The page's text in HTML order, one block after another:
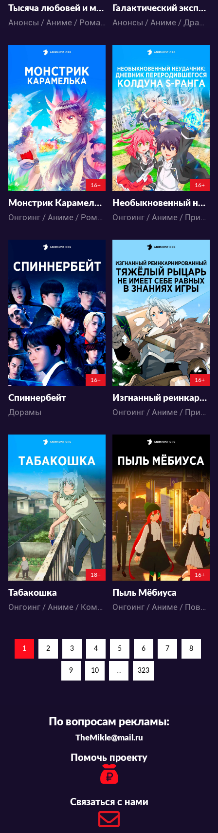
Тысяча любовей и мириады цветов
Анонсы / Аниме / Романтика
Галактический экспресс 999
Анонсы / Аниме / Драма / Космос / Приключения / Сёнэн / Фантастика
14699
52 25
5:5:55:50
16+
Монстрик Карамелька
Онгоинг / Аниме / Романтика / Школа
17478
41
5:5:14:50
16+
Необыкновенный неудачник: Дневник переродившегося колдуна S-ранга
Онгоинг / Аниме / Приключения / Фэнтези / Экшен
2153
12 8
5:5:27:50
16+
Спиннербейт
Дорамы
25837
62 36
5:5:55:50
16+
Изгнанный реинкарнированный тяжёлый рыцарь не имеет себе равных в знаниях игры
Онгоинг / Аниме / Приключения / Фэнтези / Экшен
38120
54 69
5:5:55:50
18+
Табакошка
Онгоинг / Аниме / Комедия
4168
21 8
5:3:56:50
16+
Пыль Мёбиуса
Онгоинг / Аниме / Повседневность / Школа
1 2 3 4 5 6 7 8
9 10 ... 323
По вопросам рекламы:
TheMikle@mail.ru
Помочь проекту
Связаться с нами